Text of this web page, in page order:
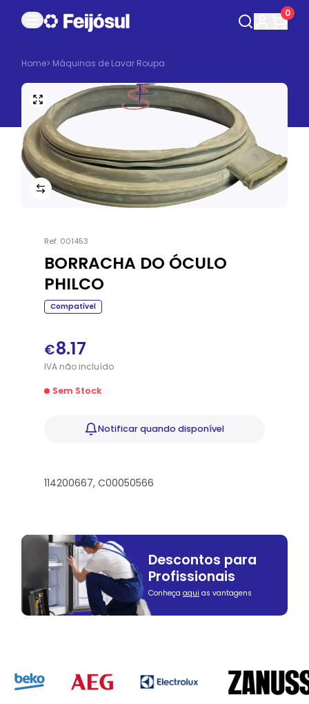
0
Home> Máquinas de Lavar Roupa
Ref. 001453
BORRACHA DO ÓCULO
PHILCO
Compatível
€8.17
IVAnãoincluído
Sem Stock
Notificarquando disponível
114200667, C00050566
Descontos para
Profissionais
Conheça aqui as vantagens